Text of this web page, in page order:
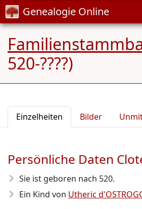
Genealogie Online
520-????)
Einzelheiten Bilder
Persönliche Daten
Sie ist geboren nach 520.
Ein Kind von Utheric